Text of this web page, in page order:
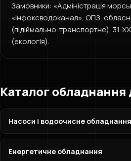
Замовники: «Адміністрація
«Інфоксводоканал», ОПЗ, обласні
(підіймально-транспортне), 31-
(екологія).
Каталог
Насоси і водоочисне обладнання
Енергетичне обладнання